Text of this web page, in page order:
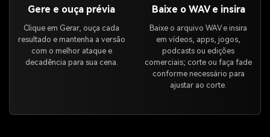
Gere e ouça prévia
Clique em Gerar, ouça cada
resultado e mantenha a versão
com o melhor ataque e
decadência para sua cena.
Baixe o WAV e insira
Baixe o arquivo WAV e insira
em vídeos, apps, jogos,
podcasts ou edições
comerciais; corte ou faça fade
conforme necessário para
ajustar ao corte.